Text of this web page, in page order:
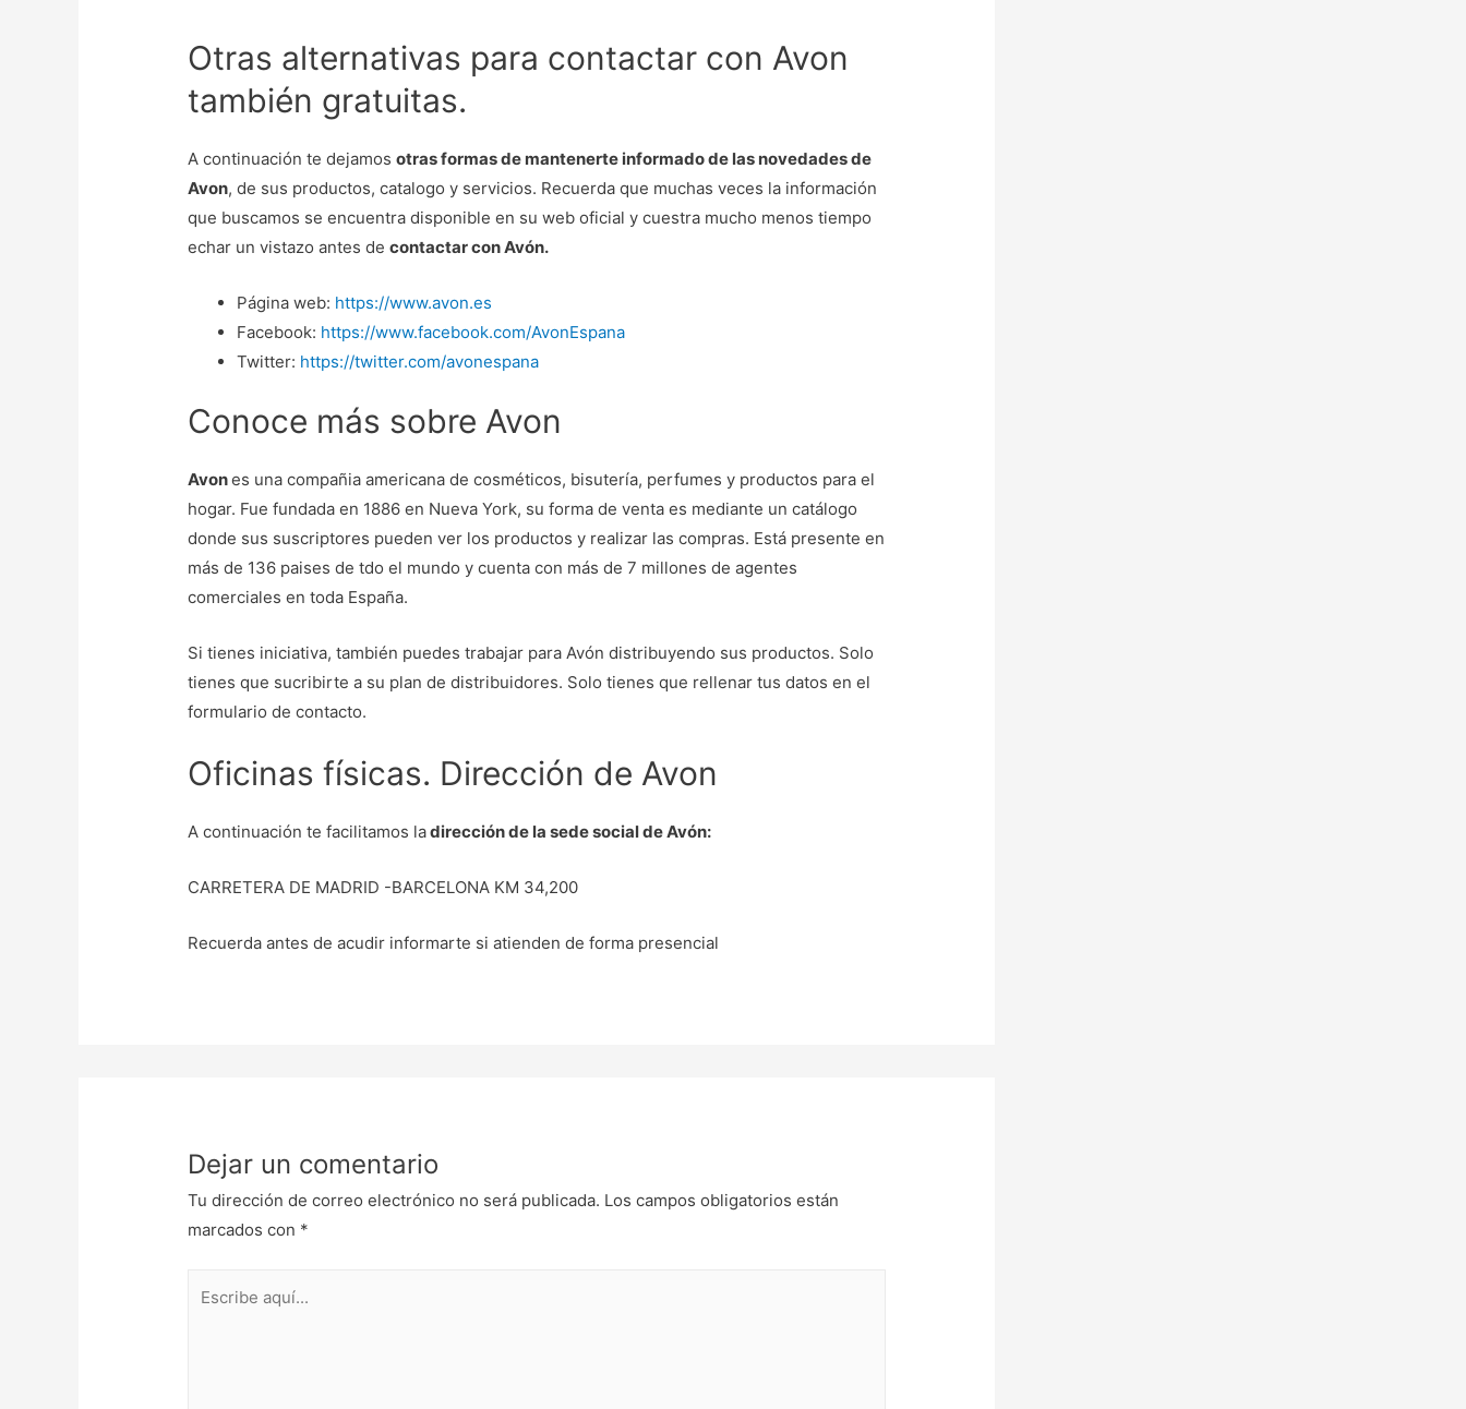
Otras alternativas para contactar con Avon
también gratuitas.
A continuación te dejamosotras formas de mantenerte informado de las novedades de
Avon, de sus productos, catalogo y servicios. Recuerda que muchas veces la información
que buscamos se encuentra disponible en su web oficial y cuestra mucho menos tiempo
echar un vistazo antes decontactar con Avón.
Página web: https://www.avon.es
Facebook: https://www.facebook.com/AvonEspana
Twitter: https://twitter.com/avonespana
Conoce más sobre Avon
Avones una compañia americana de cosméticos, bisutería, perfumes y productos para el
hogar. Fue fundada en 1886 en Nueva York, su forma de venta es mediante un catálogo
donde sus suscriptores pueden ver los productos y realizar las compras. Está presente en
más de 136 paises de tdo el mundo y cuenta con más de 7 millones de agentes
comerciales en toda España.
Si tienes iniciativa, también puedes trabajar para Avón distribuyendo sus productos. Solo
tienes que sucribirte a su plan de distribuidores. Solo tienes que rellenar tus datos en el
formulario de contacto.
Oficinas físicas. Dirección de Avon
A continuación te facilitamos ladirección de la sede social de Avón:
CARRETERA DE MADRID -BARCELONA KM 34,200
Recuerda antes de acudir informarte si atienden de forma presencial
Dejar un comentario
Tu dirección de correo electrónico no será publicada. Los campos obligatorios están
marcados con *